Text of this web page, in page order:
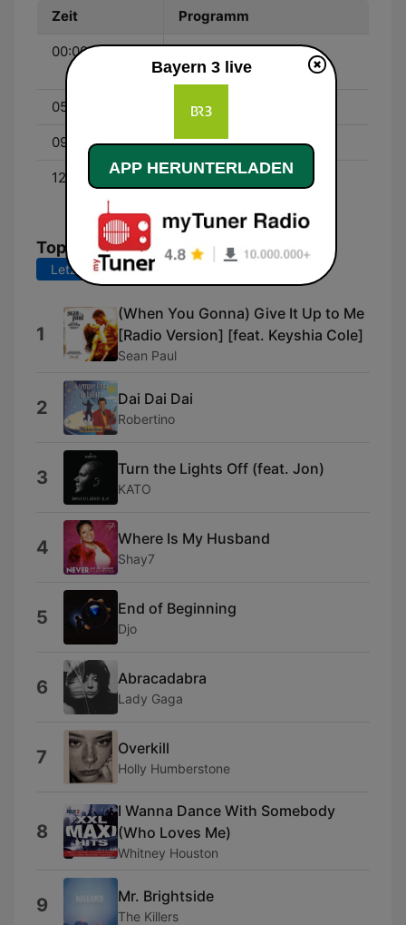
Zeit Programm
00:00 - 05:00
BAYERN 3 - Durch die
Nacht
05:00 - 09:00 BAYERN 3 am Morgen
09:00 - 12:00 Mehr Zeit für Menschen
12:00 - 00:00
Schönes Wochenende –
Top-Songs
Letzte 7 Tage
1
(When You Gonna) Give It Up to Me
[Radio Version] [feat. Keyshia Cole]
Sean Paul
2 Dai Dai Dai
Robertino
3 Turn the Lights Off (feat. Jon)
KATO
4 Where Is My Husband
Shay7
5 End of Beginning
Djo
6 Abracadabra
Lady Gaga
7 Overkill
Holly Humberstone
8
I Wanna Dance With Somebody
(Who Loves Me)
Whitney Houston
9 Mr. Brightside
The Killers
Bayern 3 live
APP HERUNTERLADEN